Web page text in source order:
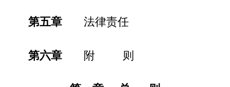
第五章法律责任
第六章 附 则